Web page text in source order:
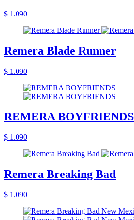
$ 1.090
Remera Blade Runner
$ 1.090
REMERA BOYFRIENDS
$ 1.090
Remera Breaking Bad
$ 1.090